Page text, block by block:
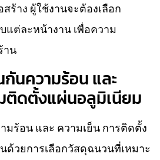
ร้าง ผู้ใช้งานจะต้องเลือก
แต่ละหน้างาน เพื่อความ
าน
นความร้อน และ
ติดตั้งแผ่นอลูมิเนียม
ร้อน และ ความเย็น การติดตั้ง
ด้วยการเลือกวัสดุฉนวนที่เหมาะ